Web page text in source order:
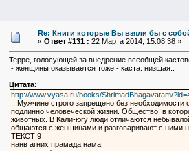
Re: Книги которые Вы взяли бы с
« Ответ #131 : 22 Марта 2014, 15:08:38 »
Терре, голосующей за внедрение всеобщей
- женщины оказывается тоже - каста. низшая..
Цитата:
http://www.vyasa.ru/books/ShrimadBhagavatam/
...Мужчине строго запрещено без
подлинно человеческой жизни. Общество, в
животных. В Кали-югу люди отличаются
общаются с женщинами и разговаривают с ними
ТЕКСТ 9
нанв агних прамада нама